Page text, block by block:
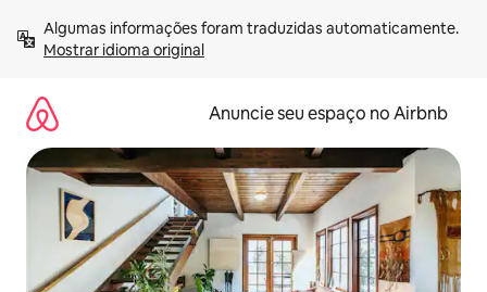
para
Mostrar idioma original
Anuncie seu espaço no Airbnb